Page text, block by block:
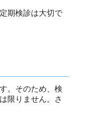
期検診は大切で
。そのため、検
限りません。さ